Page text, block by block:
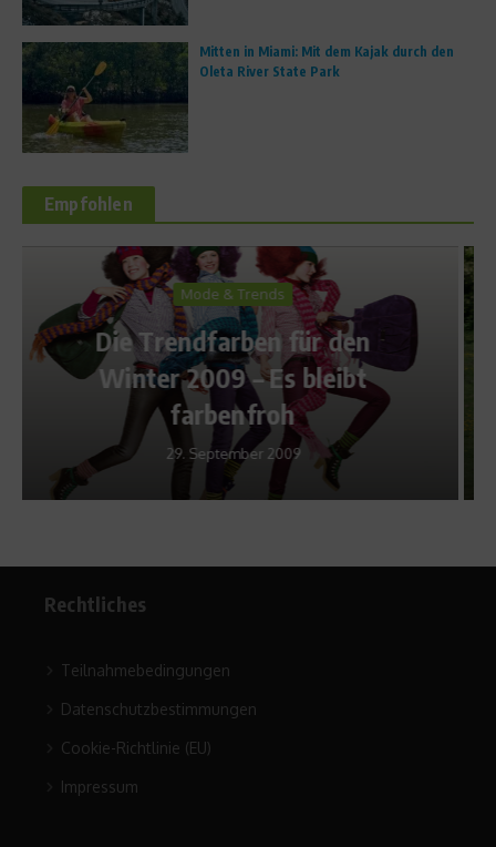
Mitten in Miami: Mit dem Kajak durch den
Oleta River State Park
Empfohlen
Richtig trainieren
Trainingsplan – Teil 10: Die
Ruhe vor dem
(Mücken-)Sturm
13. Juli 2009
Rechtliches
Teilnahmebedingungen
Datenschutzbestimmungen
Cookie-Richtlinie (EU)
Impressum